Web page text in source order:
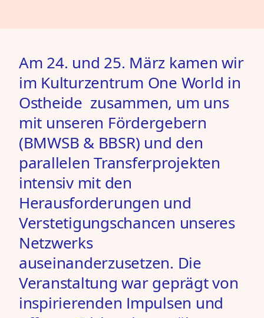
Am 24. und 25. März kamen wir
im Kulturzentrum One World in
Ostheide zusammen, um uns
mit unseren Fördergebern
(BMWSB & BBSR) und den
parallelen Transferprojekten
intensiv mit den
Herausforderungen und
Verstetigungschancen unseres
Netzwerks
auseinanderzusetzen. Die
Veranstaltung war geprägt von
inspirierenden Impulsen und